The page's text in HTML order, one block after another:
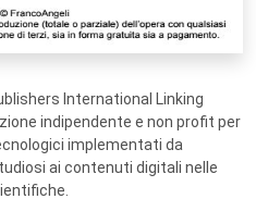
International Linking
indipendente e non profit per
implementati da
ai contenuti digitali nelle